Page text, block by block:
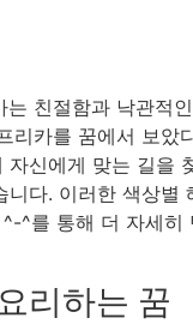
는 친절함과 낙관적
리카를 꿈에서 보았
자신에게 맞는 길을
니다. 이러한 색상별
^를 통해 더 자세히
리하는 꿈